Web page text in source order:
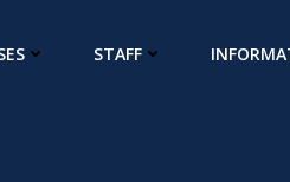
STAFF